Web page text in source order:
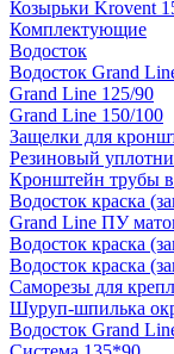
Козырьки Krovent
Комплектующие
Водосток
Водосток Grand
Grand Line 125/90
Grand Line 150/100
Защелки для
Резиновый
Кронштейн трубы
Водосток краска
Grand Line ПУ
Водосток краска
Водосток краска
Саморезы для
Шуруп-шпилька
Водосток Grand